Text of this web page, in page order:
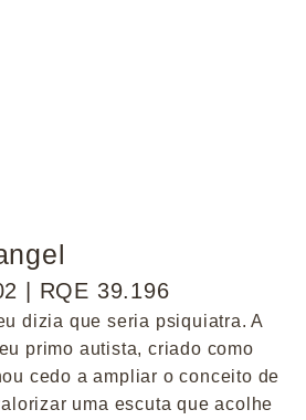
| RQE 39.196
dizia que seria psiquiatra. A
primo autista, criado como
cedo a ampliar o conceito de
uma escuta que acolhe